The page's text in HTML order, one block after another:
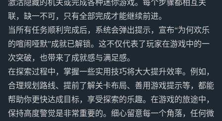
激活隐藏的机关或完成各种迷你游戏。每个步骤都相互关
联，缺一不可，只有全部完成才能继续前进。
当所有任务顺利完成后，系统会弹出提示，宣布“为何欢乐
的喧闹哑默”成就已解锁。这不仅代表了玩家在游戏中的一
次突破，也带来了成就感与满足感。
在探索过程中，掌握一些实用技巧将大大提升效率。例如，
合理规划路线、提前了解关卡布局、善用游戏提示等，都能
帮助你更快达成目标，享受探索的乐趣。在游戏的旅途中，
保持高度警觉是非常重要的。细心留意每一个角落，任何微